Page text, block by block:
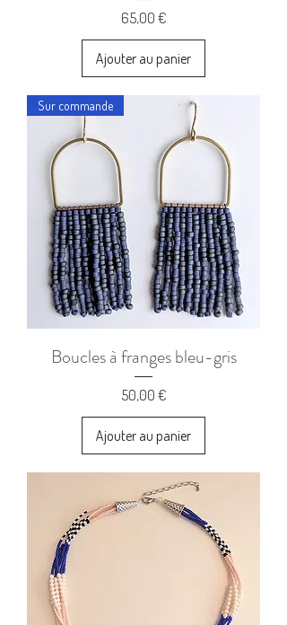
Prix
65,00 €
Ajouter au panier
Sur commande
Boucles à franges bleu-gris
Prix
50,00 €
Ajouter au panier